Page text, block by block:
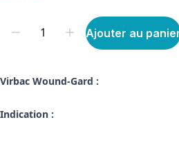
Ajouter au
Virbac Wound-Gard :
Indication :